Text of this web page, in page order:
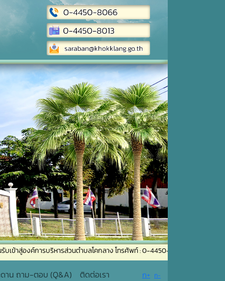
บริหารส่วนตำบลโคกลาง โทรศัพท์ : 0-4450-8066 โทรสาร : 0-4450-8013 อี
ดาน ถาม-ตอบ (Q&A) ติดต่อเรา ก+ ก-